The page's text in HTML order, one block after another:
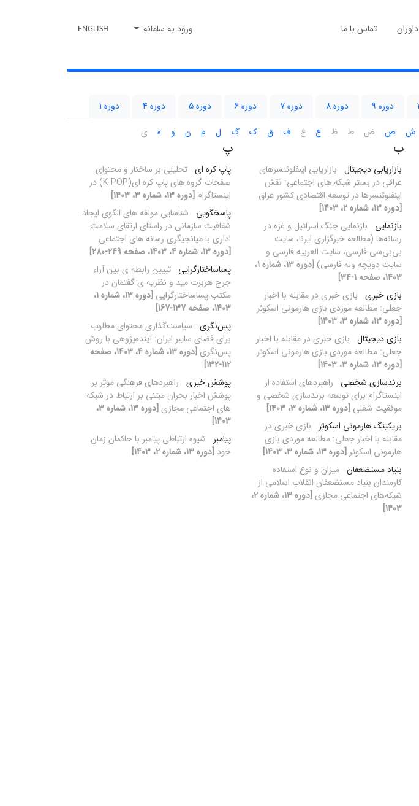
داوران تماس با ما ورود به سامانه ENGLISH
دوره 9 دوره 8 دوره 7 دوره 6 دوره 5 دوره 4
دوره 1
ش ص ض ط ظ ع غ ف ق ک گ ل م ن و ه ی
ب
بازاریابی دیجیتال بازاریابی اینفلوئنسرهای
عراقی در بستر شبکه های اجتماعی: نقش
اینفلوئنسرها در توسعه اقتصادی کشور عراق
[دوره 13، شماره 2، 1403]
بازنمایی
بازنمایی جنگ اسرائیل و غزه در
رسانه‌ها (مطالعه خبرگزاری ایرنا، سایت
بی‌بی‌سی فارسی، سایت العربیه فارسی و
سایت دویچه وله فارسی)
[دوره 13، شماره 1،
1403، صفحه 1-34]
بازی خبری بازی خبری در مقابله با اخبار
جعلی: مطالعه موردی بازی هارمونی اسکوئر
[دوره 13، شماره 3، 1403]
بازی دیجیتال بازی خبری در مقابله با اخبار
جعلی: مطالعه موردی بازی هارمونی اسکوئر
[دوره 13، شماره 3، 1403]
برندسازی شخصی
راهبردهای استفاده از
اینستاگرام برای توسعه برندسازی شخصی و
موفقیت شغلی [دوره 13، شماره 3، 1403]
بریکینگ هارمونی اسکوئر
بازی خبری در
مقابله با اخبار جعلی: مطالعه موردی بازی
هارمونی اسکوئر [دوره 13، شماره 3، 1403]
بنیاد مستضعفان میزان و نوع استفاده
کارمندان بنیاد مستضعفان انقلاب اسلامی از
شبکه‌های اجتماعی مجازی
[دوره 13، شماره 2،
1403]
پ
پاپ کره ای تحلیلی بر ساختار و محتوای
صفحات گروه های پاپ کره ای(K-POP) در
اینستاگرام [دوره 13، شماره 3، 1403]
پاسخگویی
شناسایی مولفه های الگوی ایجاد
شفافیت سازمانی در راستای ارتقای سلامت
اداری با میانجیگری رسانه های اجتماعی
[دوره 13، شماره 4، 1403، صفحه 249-280]
پساساختارگرایی تبیین رابطه ی بین آراء
جرج هربرت مید و نظریه ی گفتمان در
مکتب پساساختارگرایی
[دوره 13، شماره 1،
1403، صفحه 137-167]
پس‌نگری سیاست‌گذاری محتوای مطلوب
برای فضای سایبر ایران: آینده‌پژوهی با روش
پس‌نگری
[دوره 13، شماره 4، 1403، صفحه
112-132]
پوشش خبری راهبردهای فرهنگی موثر بر
پوشش اخبار بحران مبتنی بر ارتباط در شبکه
های اجتماعی مجازی
[دوره 13، شماره 3،
1403]
پیامبر
شیوه ارتباطی پیامبر با حاکمان زمان
خود [دوره 13، شماره 2، 1403]